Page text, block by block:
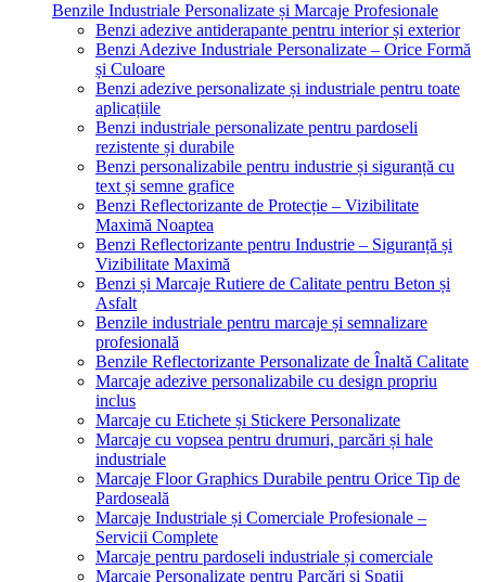
Benzile Industriale Personalizate și Marcaje Profesionale
Benzi adezive antiderapante pentru interior și exterior
Benzi Adezive Industriale Personalizate – Orice Formă
și Culoare
Benzi adezive personalizate și industriale pentru toate
aplicațiile
Benzi industriale personalizate pentru pardoseli
rezistente și durabile
Benzi personalizabile pentru industrie și siguranță cu
text și semne grafice
Benzi Reflectorizante de Protecție – Vizibilitate
Maximă Noaptea
Benzi Reflectorizante pentru Industrie – Siguranță și
Vizibilitate Maximă
Benzi și Marcaje Rutiere de Calitate pentru Beton și
Asfalt
Benzile industriale pentru marcaje și semnalizare
profesională
Benzile Reflectorizante Personalizate de Înaltă Calitate
Marcaje adezive personalizabile cu design propriu
inclus
Marcaje cu Etichete și Stickere Personalizate
Marcaje cu vopsea pentru drumuri, parcări și hale
industriale
Marcaje Floor Graphics Durabile pentru Orice Tip de
Pardoseală
Marcaje Industriale și Comerciale Profesionale –
Servicii Complete
Marcaje pentru pardoseli industriale și comerciale
Marcaje Personalizate pentru Parcări și Spații